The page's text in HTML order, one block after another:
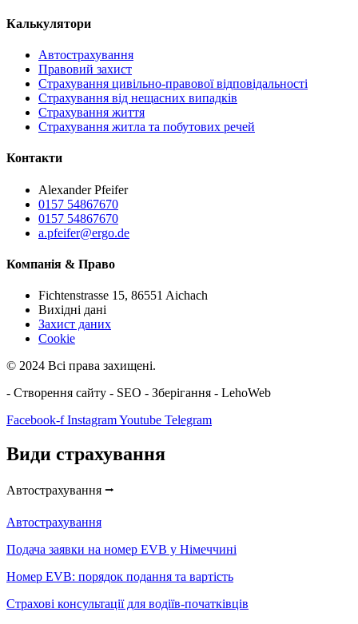
Калькулятори
Автострахування
Правовий захист
Страхування цивільно-правової відповідальності
Страхування від нещасних випадків
Страхування життя
Страхування житла та побутових речей
Контакти
Alexander Pfeifer
0157 54867670
0157 54867670
a.pfeifer@ergo.de
Компанія & Право
Fichtenstrasse 15, 86551 Aichach
Вихідні дані
Захист даних
Cookie
© 2024 Всі права захищені.
- Створення сайту - SEO - Зберігання - LehoWeb
Facebook-f InstagramYoutube Telegram
Види страхування
Автострахування ⭢
Автострахування
Подача заявки на номер EVB у Німеччині
Номер EVB: порядок подання та вартість
Страхові консультації для водіїв-початківців